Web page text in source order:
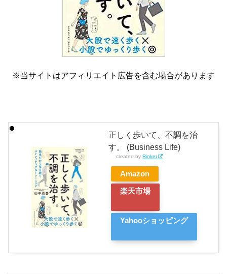
※当サイトはアフィリエイト広告を含む場合があります
正しく歩いて、不調を治
す。 (Business Life)
created byRinker
Amazon
楽天市場
Yahooショッピング